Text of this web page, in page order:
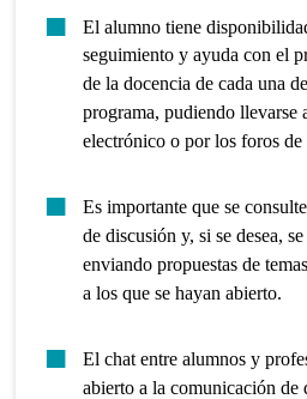
El alumno tiene
seguimiento y ayuda con el
de la docencia de cada una
programa, pudiendo llevarse
electrónico o por los foros de
Es importante que se
de discusión y, si se desea,
enviando propuestas de
a los que se hayan abierto.
El chat entre alumnos y
abierto a la comunicación de